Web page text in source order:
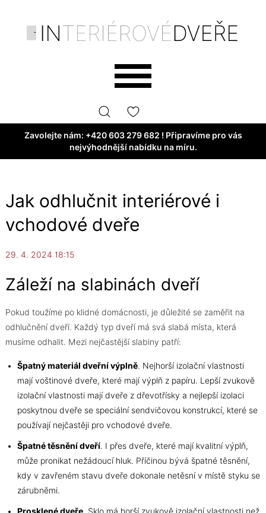
Zavolejte nám: +420 603 279 682 ! Připravíme pro vás
nejvýhodnější nabídku na míru.
Jak odhlučnit interiérové i
vchodové dveře
29. 4. 2024 18:15
Záleží na slabinách dveří
Pokud toužíme po klidné domácnosti, je důležité se zaměřit na
odhlučnění dveří. Každý typ dveří má svá slabá místa, která
musíme odhalit. Mezi nejčastější slabiny patří:
Špatný materiál dveřní výplně. Nejhorší izolační vlastnosti
mají voštinové dveře, které mají výplň z papíru. Lepší zvukově
izolační vlastnosti mají dveře z dřevotřísky a nejlepší izolaci
poskytnou dveře se speciální sendvičovou konstrukcí, které se
používají nejčastěji pro vchodové dveře.
Špatné těsnění dveří. I přes dveře, které mají kvalitní výplň,
může pronikat nežádoucí hluk. Příčinou bývá špatné těsnění,
kdy v zavřeném stavu dveře dokonale netěsní v místě styku se
zárubněmi.